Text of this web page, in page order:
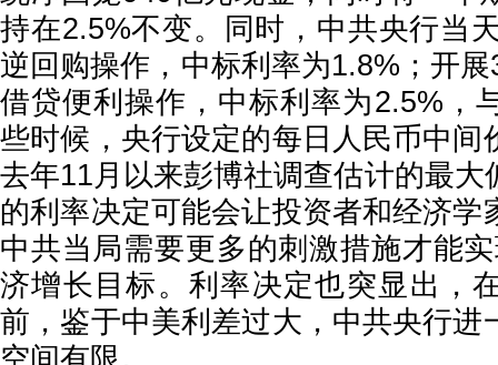
持在2.5%不变。同时，中共央行当
逆回购操作，中标利率为1.8%；开
借贷便利操作，中标利率为2.5%，
些时候，央行设定的每日人民币中间
去年11月以来彭博社调查估计的最大
的利率决定可能会让投资者和经济学
中共当局需要更多的刺激措施才能
济增长目标。利率决定也突显出，
前，鉴于中美利差过大，中共央行进
空间有限。